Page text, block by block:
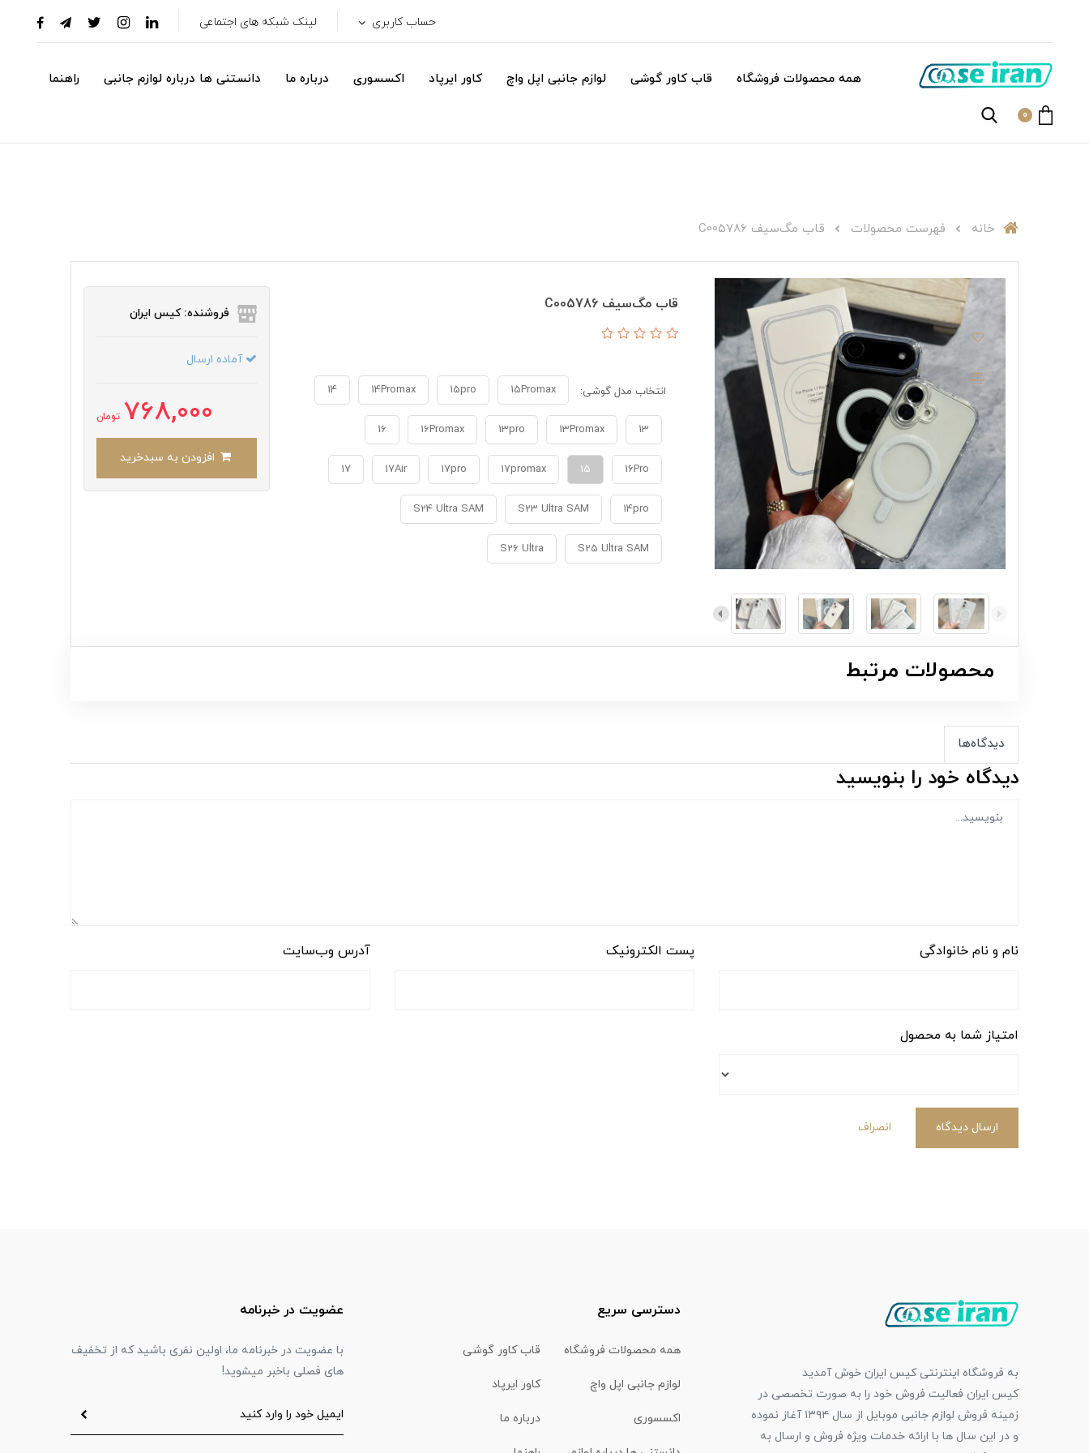
حساب کاربری لینک شبکه های اجتماعی
همه محصولات فروشگاه قاب کاور گوشی لوازم جانبی اپل واچ کاور ایرپاد اکسسوری درباره ما دانستنی ها درباره لوازم جانبی راهنما
0
خانه فهرست محصولات قاب مگ‌سیف C005786
قاب مگ‌سیف C005786
انتخاب مدل گوشی: 15Promax
15pro
14Promax
14
13
13Promax
13pro
16Promax
16
16Pro
15
17promax
17pro
17Air
17
14pro
S23 Ultra SAM
S24 Ultra SAM
S25 Ultra SAM
S26 Ultra
فروشنده: کیس ایران
آماده ارسال
768,000 تومان
محصولات مرتبط
دیدگاه‌ها
دیدگاه خود را بنویسید
نام و نام خانوادگی پست الکترونیک آدرس وب‌سایت
امتیاز شما به محصول
ارسال دیدگاه انصراف
به فروشگاه اینترنتی کیس ایران خوش آمدید
کیس ایران فعالیت فروش خود را به صورت تخصصی در
زمینه فروش لوازم جانبی موبایل از سال ۱۳۹۴ آغاز نموده
و در این سال ها با ارائه خدمات ویژه فروش و ارسال به
دسترسی سریع
همه محصولات فروشگاه قاب کاور گوشی
لوازم جانبی اپل واچ کاور ایرپاد
اکسسوری درباره ما
عضویت در خبرنامه
با عضویت در خبرنامه ما، اولین نفری باشید که از تخفیف
های فصلی باخبر میشوید!